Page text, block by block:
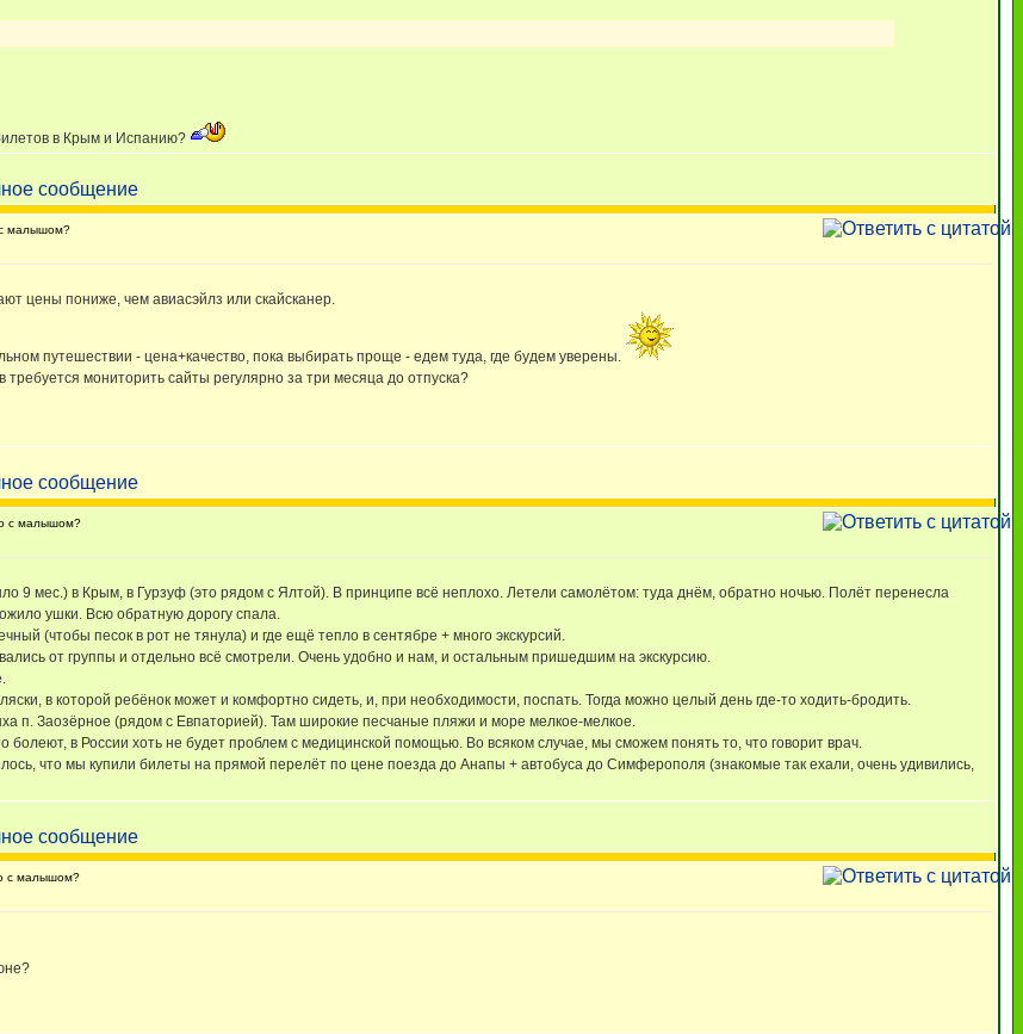
в Крым и Испанию?
малышом?
цены пониже, чем авиасэйлз или скайсканер.
путешествии - цена+качество, пока выбирать проще - едем туда, где будем уверены.
мониторить сайты регулярно за три месяца до отпуска?
с малышом?
9 мес.) в Крым, в Гурзуф (это рядом с Ялтой). В принципе всё неплохо. Летели самолётом: туда днём, обратно ночью. Полёт перенесла
ушки. Всю обратную дорогу спала.
(чтобы песок в рот не тянула) и где ещё тепло в сентябре + много экскурсий.
от группы и отдельно всё смотрели. Очень удобно и нам, и остальным пришедшим на экскурсию.
в которой ребёнок может и комфортно сидеть, и, при необходимости, поспать. Тогда можно целый день где-то ходить-бродить.
п. Заозёрное (рядом с Евпаторией). Там широкие песчаные пляжи и море мелкое-мелкое.
болеют, в России хоть не будет проблем с медицинской помощью. Во всяком случае, мы сможем понять то, что говорит врач.
что мы купили билеты на прямой перелёт по цене поезда до Анапы + автобуса до Симферополя (знакомые так ехали, очень удивились,
с малышом?